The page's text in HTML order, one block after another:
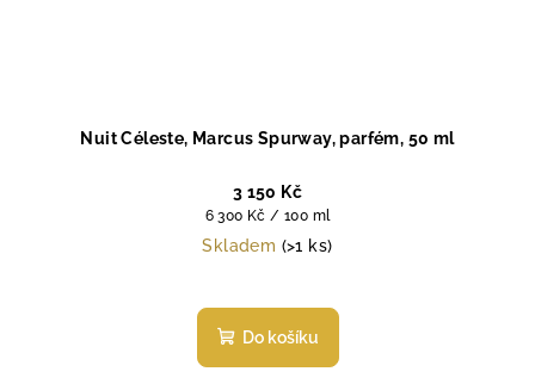
Nuit Céleste, Marcus Spurway, parfém, 50 ml
3 150 Kč
Měrná
cena:
6 300 Kč / 100 ml
Skladem (>1 ks)
Do košíku